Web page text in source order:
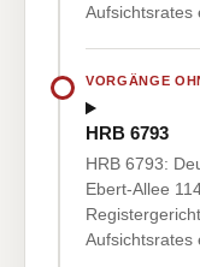
Aufsichtsrates
VORGÄNGE
HRB 6793
HRB 6793:
Ebert-Allee
Aufsichtsrates